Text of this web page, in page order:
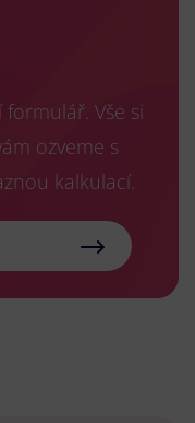
Vše si
ozveme s
kalkulací.